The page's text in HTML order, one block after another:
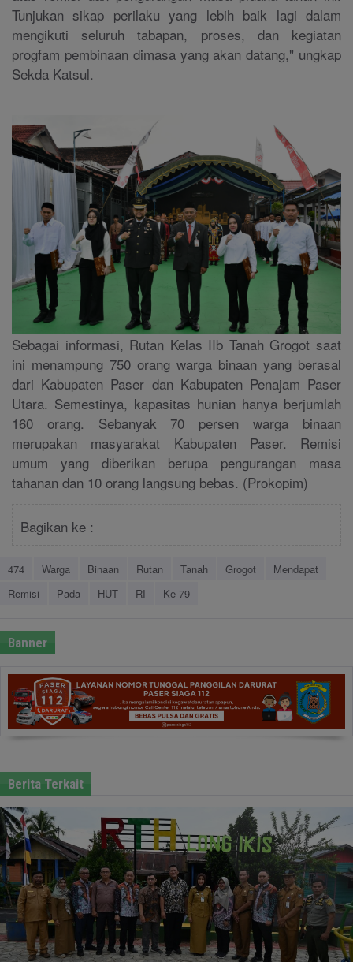
Tunjukan sikap perilaku yang lebih baik lagi dalam
mengikuti seluruh tabapan, proses, dan kegiatan
progfam pembinaan dimasa yang akan datang," ungkap
Sekda Katsul.
Sebagai informasi, Rutan Kelas IIb Tanah Grogot saat
ini menampung 750 orang warga binaan yang berasal
dari Kabupaten Paser dan Kabupaten Penajam Paser
Utara. Semestinya, kapasitas hunian hanya berjumlah
160 orang. Sebanyak 70 persen warga binaan
merupakan masyarakat Kabupaten Paser. Remisi
umum yang diberikan berupa pengurangan masa
tahanan dan 10 orang langsung bebas. (Prokopim)
Bagikan ke :
474 Warga Binaan Rutan Tanah Grogot
Mendapat
Remisi
Pada HUT RI Ke-79
Banner
Berita Terkait